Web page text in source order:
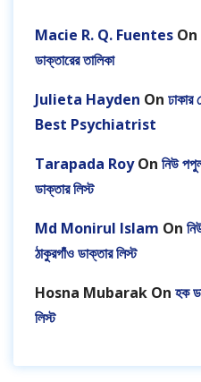
Macie R. Q. Fuentes On
ডাক্তারের তালিকা
Julieta Hayden On ঢাকার
Best Psychiatrist
Tarapada RoyOn নিউ
ডাক্তার লিস্ট
Md Monirul Islam On
ঠাকুরগাঁও ডাক্তার লিস্ট
Hosna Mubarak On হক
লিস্ট